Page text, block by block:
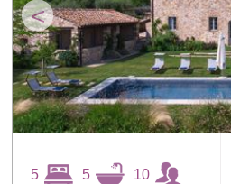
<
5 5 10